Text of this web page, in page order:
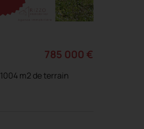
785 000 €
1004 m2 de terrain